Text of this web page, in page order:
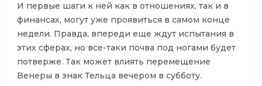
И первые шаги к ней как в отношениях, так и в
финансах, могут уже проявиться в самом конце
недели. Правда, впереди еще ждут испытания в
этих сферах, но все-таки почва под ногами будет
потверже. Так может влиять перемещение
Венеры в знак Тельца вечером в субботу.